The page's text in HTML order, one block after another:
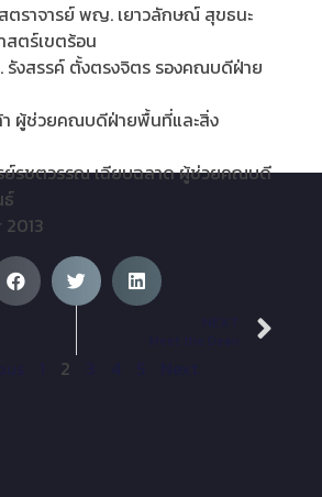
ตราจารย์ พญ. เยาวลักษณ์ สุขธนะ
ตร์เขตร้อน
รังสรรค์ ตั้งตรงจิตร รองคณบดีฝ่าย
า ผู้ช่วยคณบดีฝ่ายพื้นที่และสิ่ง
ย์รชตวรรณ เฉียบฉลาด ผู้ช่วยคณบดี
2013
2